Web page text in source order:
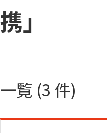
携」
一覧 (3 件)